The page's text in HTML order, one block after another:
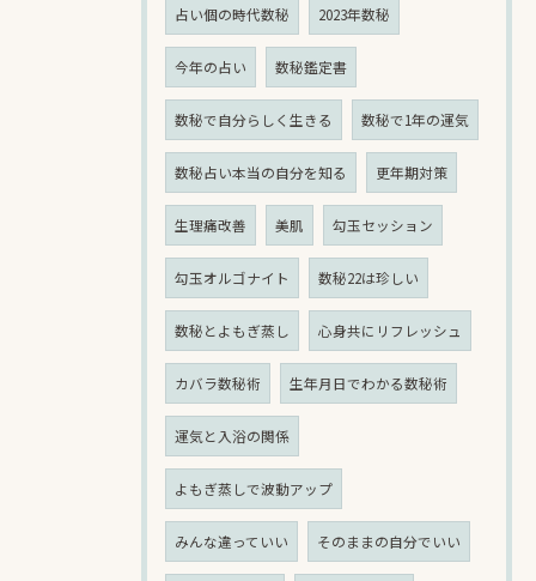
占い個の時代数秘 2023年数秘
今年の占い 数秘鑑定書
数秘で自分らしく生きる 数秘で1年の運気
数秘占い本当の自分を知る 更年期対策
生理痛改善 美肌 勾玉セッション
勾玉オルゴナイト 数秘22は珍しい
数秘とよもぎ蒸し 心身共にリフレッシュ
カバラ数秘術 生年月日でわかる数秘術
運気と入浴の関係
よもぎ蒸しで波動アップ
みんな違っていい そのままの自分でいい